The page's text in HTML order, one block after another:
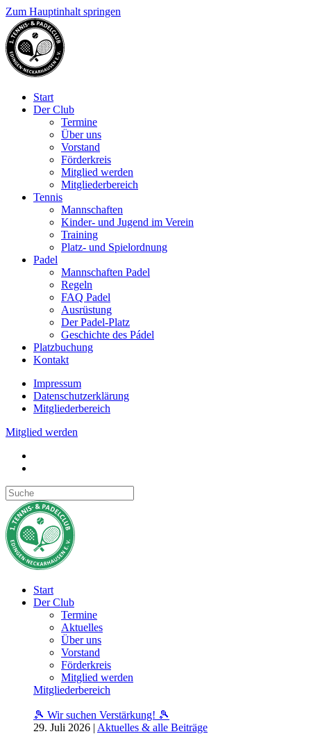
Zum Hauptinhalt springen
Start
Der Club
Termine
Über uns
Vorstand
Förderkreis
Mitglied werden
Mitgliederbereich
Tennis
Mannschaften
Kinder- und Jugend im Verein
Training
Platz- und Spielordnung
Padel
Mannschaften Padel
Regeln
FAQ Padel
Ausrüstung
Der Padel-Platz
Geschichte des Pádel
Platzbuchung
Kontakt
Impressum
Datenschutzerklärung
Mitgliederbereich
Mitglied werden
Start
Der Club
Termine
Aktuelles
Über uns
Vorstand
Förderkreis
Mitglied werden
Mitgliederbereich
🎾 Wir suchen Verstärkung! 🎾
29. Juli 2026 | Aktuelles & alle Beiträge